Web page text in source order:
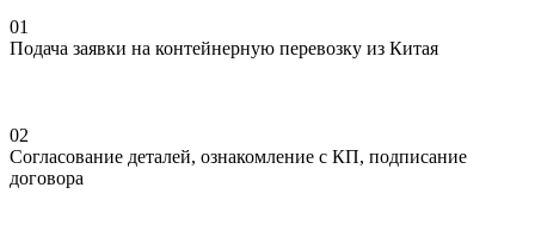
01
Подача заявки на контейнерную перевозку из Китая
02
Согласование деталей, ознакомление с КП, подписание
договора